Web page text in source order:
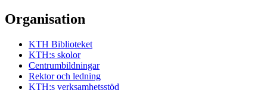
Organisation
KTH Biblioteket
KTH:s skolor
Centrumbildningar
Rektor och ledning
KTH:s verksamhetsstöd